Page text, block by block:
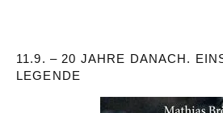
11.9. – 20 JAHRE DANACH.
LEGENDE